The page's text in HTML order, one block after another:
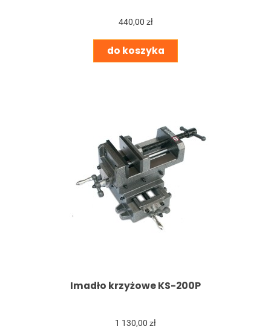
440,00 zł
do koszyka
Imadło krzyżowe KS-200P
1 130,00 zł